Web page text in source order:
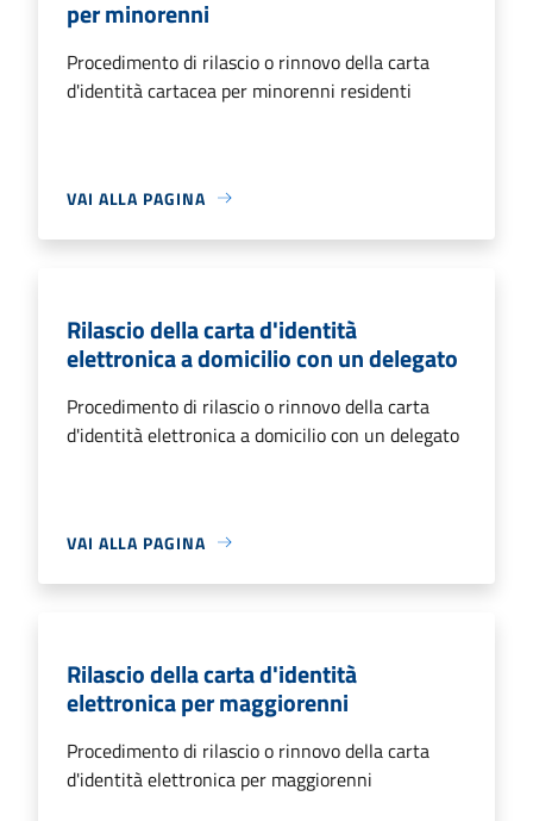
per minorenni
Procedimento di rilascio o rinnovo della carta
d'identità cartacea per minorenni residenti
VAI ALLA PAGINA
Rilascio della carta d'identità
elettronica a domicilio con un delegato
Procedimento di rilascio o rinnovo della carta
d'identità elettronica a domicilio con un delegato
VAI ALLA PAGINA
Rilascio della carta d'identità
elettronica per maggiorenni
Procedimento di rilascio o rinnovo della carta
d'identità elettronica per maggiorenni